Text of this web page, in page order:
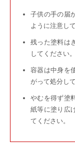
子供の手の届
ように注意し
残った塗料は
してください。
容器は中身を
がって処分し
やむを得ず塗
紙等に塗り広
てください。